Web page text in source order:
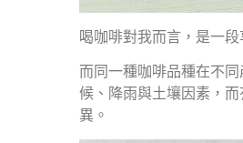
喝咖啡對我而言，是一
而同一種咖啡品種在不
候、降雨與土壤因素，
異。